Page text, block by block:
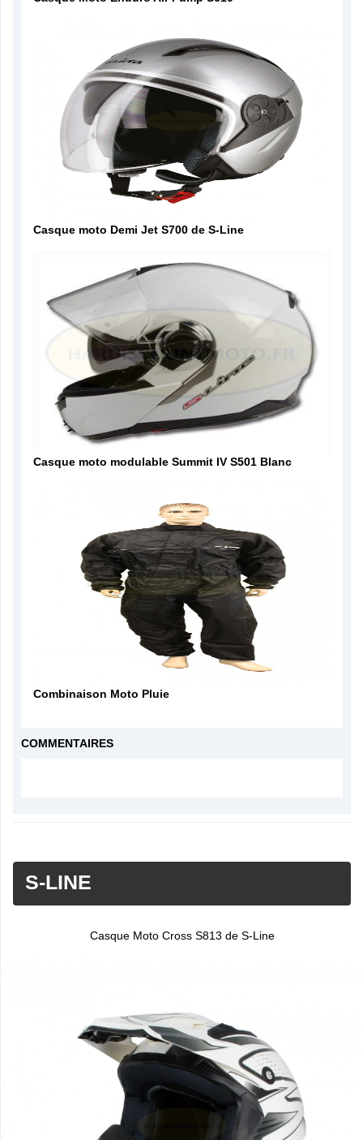
Casque moto Demi Jet S700 de S-Line
Casque moto modulable Summit IV S501 Blanc
Combinaison Moto Pluie
COMMENTAIRES
S-LINE
Casque Moto Cross S813 de S-Line